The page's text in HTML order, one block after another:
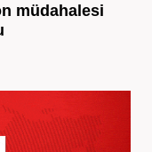
müdahalesi